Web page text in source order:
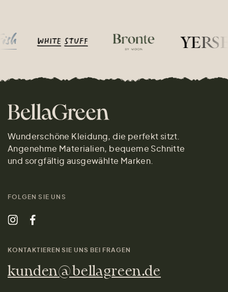
Wunderschöne Kleidung, die perfekt sitzt.
Angenehme Materialien, bequeme Schnitte
und sorgfältig ausgewählte Marken.
FOLGEN SIE UNS
KONTAKTIEREN SIE UNS BEI FRAGEN
kunden@bellagreen.de